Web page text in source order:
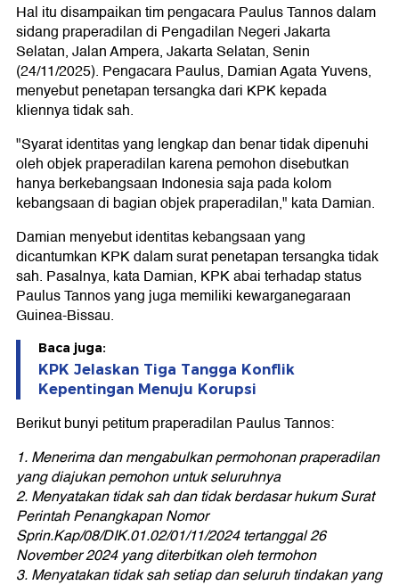
Hal itu disampaikan tim pengacara Paulus Tannos dalam
sidang praperadilan di Pengadilan Negeri Jakarta
Selatan, Jalan Ampera, Jakarta Selatan, Senin
(24/11/2025). Pengacara Paulus, Damian Agata Yuvens,
menyebut penetapan tersangka dari KPK kepada
kliennya tidak sah.
"Syarat identitas yang lengkap dan benar tidak dipenuhi
oleh objek praperadilan karena pemohon disebutkan
hanya berkebangsaan Indonesia saja pada kolom
kebangsaan di bagian objek praperadilan," kata Damian.
Damian menyebut identitas kebangsaan yang
dicantumkan KPK dalam surat penetapan tersangka tidak
sah. Pasalnya, kata Damian, KPK abai terhadap status
Paulus Tannos yang juga memiliki kewarganegaraan
Guinea-Bissau.
Baca juga:
KPK Jelaskan Tiga Tangga Konflik
Kepentingan Menuju Korupsi
Berikut bunyi petitum praperadilan Paulus Tannos:
1. Menerima dan mengabulkan permohonan praperadilan
yang diajukan pemohon untuk seluruhnya
2. Menyatakan tidak sah dan tidak berdasar hukum Surat
Perintah Penangkapan Nomor
Sprin.Kap/08/DIK.01.02/01/11/2024 tertanggal 26
November 2024 yang diterbitkan oleh termohon
3. Menyatakan tidak sah setiap dan seluruh tindakan yang